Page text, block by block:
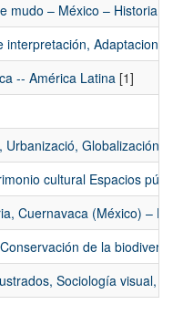
mudo – México – Historia y
-- América Latina [1]
Globalización -
cultural Espacios
Cuernavaca (México) –
de la
Sociología visual,